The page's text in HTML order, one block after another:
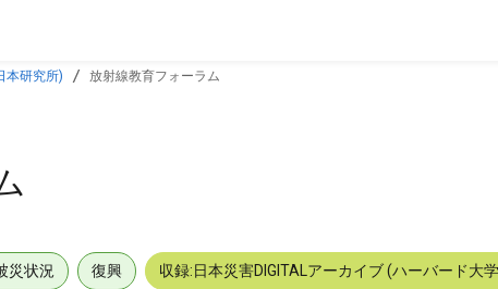
本研究所) 放射線教育フォーラム
災状況 復興 収録:日本災害DIGITALアーカイブ (ハーバード大